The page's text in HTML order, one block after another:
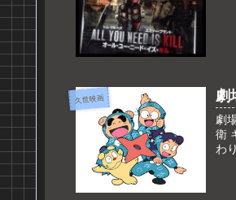
久世映画 劇
劇
衛
わ